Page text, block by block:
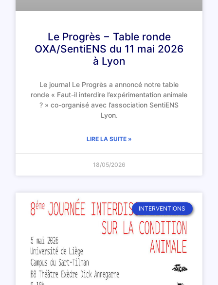
Le Progrès − Table ronde
OXA/SentiENS du 11 mai 2026
à Lyon
Le journal Le Progrès a annoncé notre table
ronde « Faut-il interdire l’expérimentation animale
? » co-organisé avec l’association SentiENS
Lyon.
LIRE LA SUITE »
18/05/2026
INTERVENTIONS